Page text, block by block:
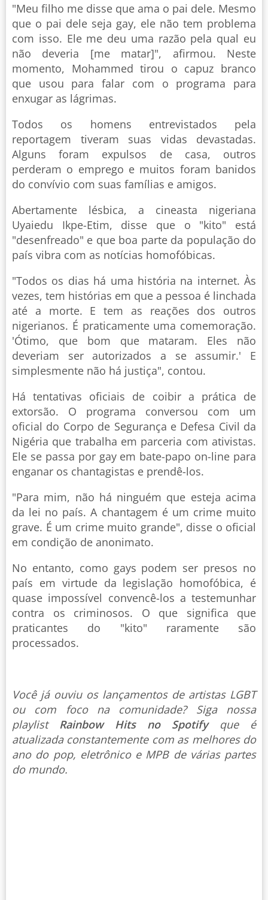
"Meu filho me disse que ama o pai dele. Mesmo
que o pai dele seja gay, ele não tem problema
com isso. Ele me deu uma razão pela qual eu
não deveria [me matar]", afirmou. Neste
momento, Mohammed tirou o capuz branco
que usou para falar com o programa para
enxugar as lágrimas.
Todos os homens entrevistados pela
reportagem tiveram suas vidas devastadas.
Alguns foram expulsos de casa, outros
perderam o emprego e muitos foram banidos
do convívio com suas famílias e amigos.
Abertamente lésbica, a cineasta nigeriana
Uyaiedu Ikpe-Etim, disse que o "kito" está
"desenfreado" e que boa parte da população do
país vibra com as notícias homofóbicas.
"Todos os dias há uma história na internet. Às
vezes, tem histórias em que a pessoa é linchada
até a morte. E tem as reações dos outros
nigerianos. É praticamente uma comemoração.
'Ótimo, que bom que mataram. Eles não
deveriam ser autorizados a se assumir.' E
simplesmente não há justiça", contou.
Há tentativas oficiais de coibir a prática de
extorsão. O programa conversou com um
oficial do Corpo de Segurança e Defesa Civil da
Nigéria que trabalha em parceria com ativistas.
Ele se passa por gay em bate-papo on-line para
enganar os chantagistas e prendê-los.
"Para mim, não há ninguém que esteja acima
da lei no país. A chantagem é um crime muito
grave. É um crime muito grande", disse o oficial
em condição de anonimato.
No entanto, como gays podem ser presos no
país em virtude da legislação homofóbica, é
quase impossível convencê-los a testemunhar
contra os criminosos. O que significa que
praticantes do "kito" raramente são
processados.
Você já ouviu os lançamentos de artistas LGBT
ou com foco na comunidade? Siga nossa
playlist Rainbow Hits no Spotify que é
atualizada constantemente com as melhores do
ano do pop, eletrônico e MPB de várias partes
do mundo.